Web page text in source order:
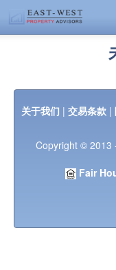
本地资讯
关于我们 | 交易条款 |
Copyright © 2013
Fair